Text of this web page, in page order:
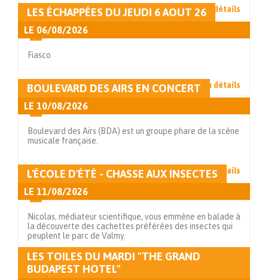
Voir en détails
LES ÉCHAPPÉES DU JEUDI 6 AOUT 26
LE 06/08/2026
Fiasco
Voir en détails
BOULEVARD DES AIRS EN CONCERT
LE 10/08/2026
Boulevard des Airs (BDA) est un groupe phare de la scène
musicale française.
Voir en détails
L'ÉCOLE D'ÉTÉ - CHASSE AUX INSECTES
LE 11/08/2026
Nicolas, médiateur scientifique, vous emmène en balade à
la découverte des cachettes préférées des insectes qui
peuplent le parc de Valmy.
LES TOILES DU MARDI "THE GRAND
BUDAPEST HOTEL"